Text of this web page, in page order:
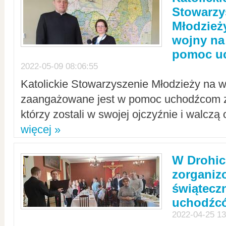
wojny
pomoc
2022-05-09 08:06:55
Katolickie Stowarzyszenie Młodzieży na
zaangażowane jest w pomoc uchodźcom
którzy zostali w swojej ojczyźnie i walczą
więcej »
W
2022-04-25